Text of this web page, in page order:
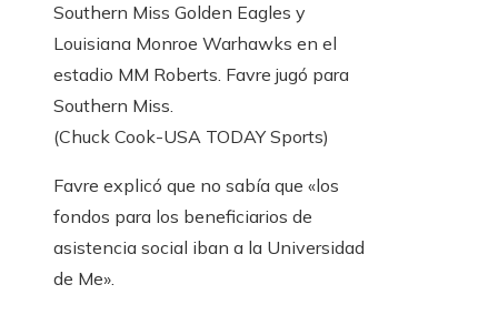
Southern Miss Golden Eagles y
Louisiana Monroe Warhawks en el
estadio MM Roberts. Favre jugó para
Southern Miss.
(Chuck Cook-USA TODAY Sports)
Favre explicó que no sabía que «los
fondos para los beneficiarios de
asistencia social iban a la Universidad
de Me».